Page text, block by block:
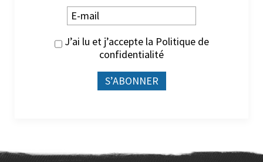
J’ai lu et j’accepte la Politique de
confidentialité